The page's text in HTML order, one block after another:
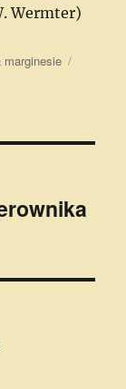
Wermter)
marginesie